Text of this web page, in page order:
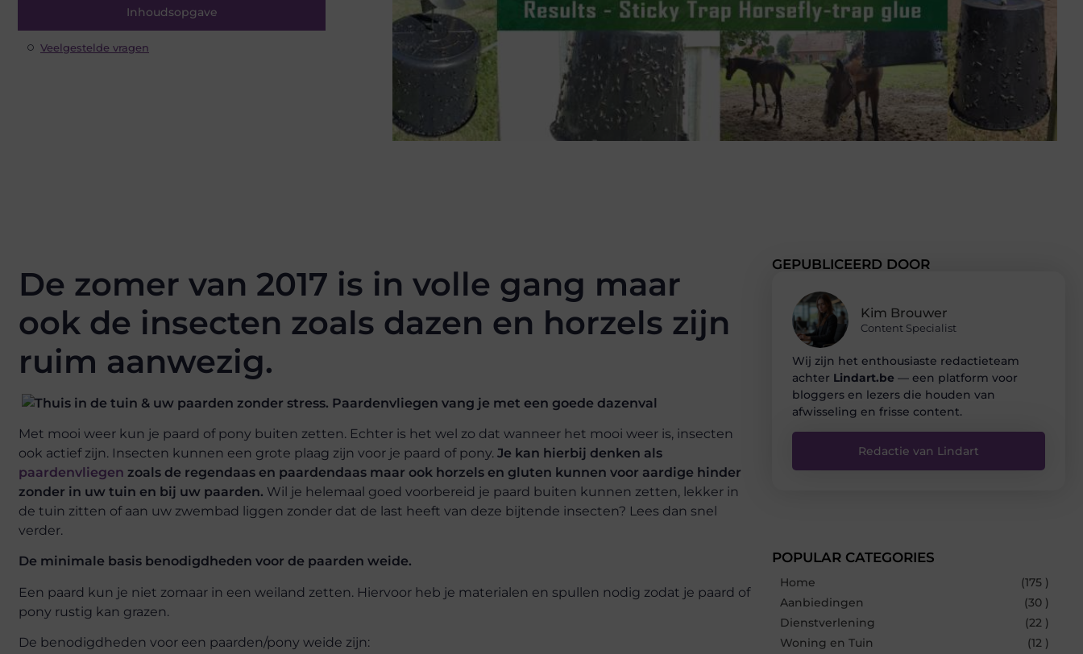
Inhoudsopgave
Veelgestelde vragen
De zomer van 2017 is in volle gang maar
ook de insecten zoals dazen en horzels zijn
ruim aanwezig.
Met mooi weer kun je paard of pony buiten zetten. Echter is het wel zo dat wanneer het mooi weer is, insecten
ook actief zijn. Insecten kunnen een grote plaag zijn voor je paard of pony. Je kan hierbij denken als
paardenvliegen zoals de regendaas en paardendaas maar ook horzels en gluten kunnen voor aardige hinder
zonder in uw tuin en bij uw paarden. Wil je helemaal goed voorbereid je paard buiten kunnen zetten, lekker in
de tuin zitten of aan uw zwembad liggen zonder dat de last heeft van deze bijtende insecten? Lees dan snel
verder.
De minimale basis benodigdheden voor de paarden weide.
Een paard kun je niet zomaar in een weiland zetten. Hiervoor heb je materialen en spullen nodig zodat je paard of
pony rustig kan grazen.
De benodigdheden voor een paarden/pony weide zijn:
GEPUBLICEERD DOOR
Kim Brouwer
Content Specialist
Wij zijn het enthousiaste redactieteam
achter Lindart.be — een platform voor
bloggers en lezers die houden van
afwisseling en frisse content.
Redactie van Lindart
POPULAR CATEGORIES
Home
(175 )
Aanbiedingen
(30 )
Dienstverlening
(22 )
Woning en Tuin
(12 )